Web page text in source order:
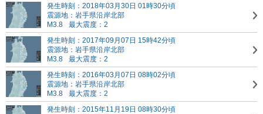
発生時刻：2018年03月30日 01時30分頃
震源地：岩手県沿岸北部
M3.8
最大震度：2
発生時刻：2017年09月07日 15時42分頃
震源地：岩手県沿岸北部
M3.8
最大震度：2
発生時刻：2016年03月07日 08時02分頃
震源地：岩手県沿岸北部
M3.8
最大震度：2
発生時刻：2015年11月19日 08時30分頃